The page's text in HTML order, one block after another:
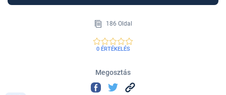
186 Oldal
0 ÉRTÉKELÉS
Megosztás